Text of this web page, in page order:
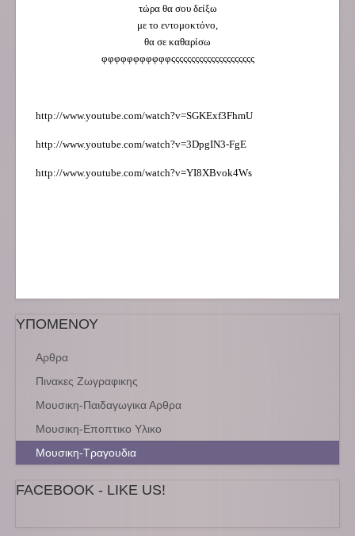
τώρα θα σου δείξω
με το εντομοκτόνο,
θα σε καθαρίσω
φφφφφφφφφφφςςςςςςςςςςςςςςςςςςςςς
http://www.youtube.com/watch?v=SGKExf3FhmU
http://www.youtube.com/watch?v=3DpgIN3-FgE
http://www.youtube.com/watch?v=YI8XBvok4Ws
ΥΠΟΜΕΝΟΥ
Αρθρα
Πινακες Ζωγραφικης
Μουσικη-Παιδαγωγικα Αρθρα
Μουσικη-Εποπτικο Υλικο
Μουσικη-Τραγουδια
FACEBOOK - LIKE US!